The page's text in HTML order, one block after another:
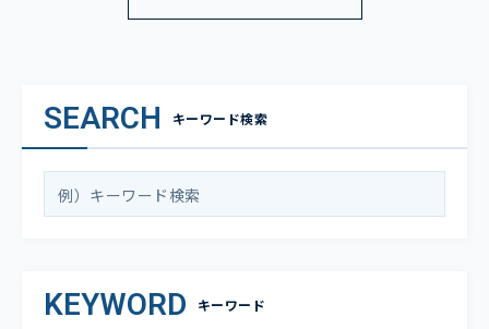
SEARCH キーワード検索
KEYWORD キーワード